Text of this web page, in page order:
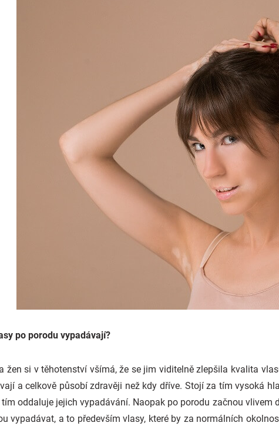
po porodu vypadávají?
žen si v těhotenství všímá, že se jim viditelně zlepšila kvalita
a celkově působí zdravěji než kdy dříve. Stojí za tím vysoká
oddaluje jejich vypadávání. Naopak po porodu začnou vlivem
vypadávat, a to především vlasy, které by za normálních